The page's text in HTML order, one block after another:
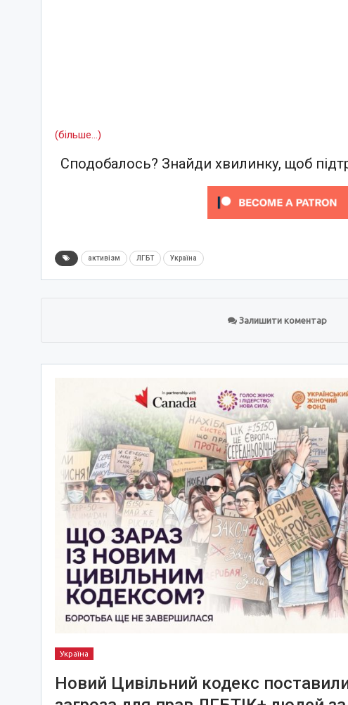
(більше…)
Сподобалось? Знайди хвилинку, щоб
активізм ЛГБТ Україна
Залишити коментар
Україна
Новий Цивільний кодекс